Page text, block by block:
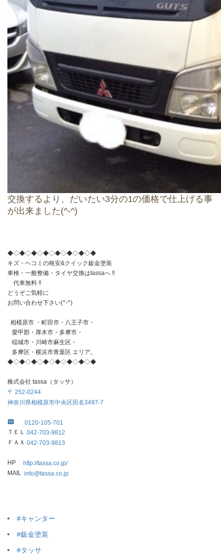
交換するより、だいたい3分の1の価格で仕上げる事
が出来ました(^-^)
◆◇◆◇◆◇◆◇◆◇◆◇◆◇◆
キズ・ヘコミの格安&クイック鈑金塗装
車検・一般整備・タイヤ交換はtassaへ ‼︎
代車無料 ‼︎
どうぞご気軽に
お問い合わせ下さい(^-^)
相模原市 ・町田市・八王子市・
愛甲郡・厚木市・多摩市・
稲城市・川崎市麻生区・
多摩区・横浜市青葉区 エリア。
◆◇◆◇◆◇◆◇◆◇◆◇◆◇◆
株式会社 tassa（タッサ）
〒 252-0244
神奈川県相模原市中央区田名3497-7
0120-105-701
ＴＥＬ 042-703-9812
ＦＡＸ 042-703-9813
HP
http://tassa.co.jp/
MAIL info@tassa.co.jp
#キャンター
#鈑金塗装
#タッサ